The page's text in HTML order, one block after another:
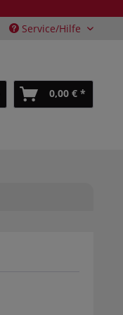
Service/Hilfe
0,00 € *